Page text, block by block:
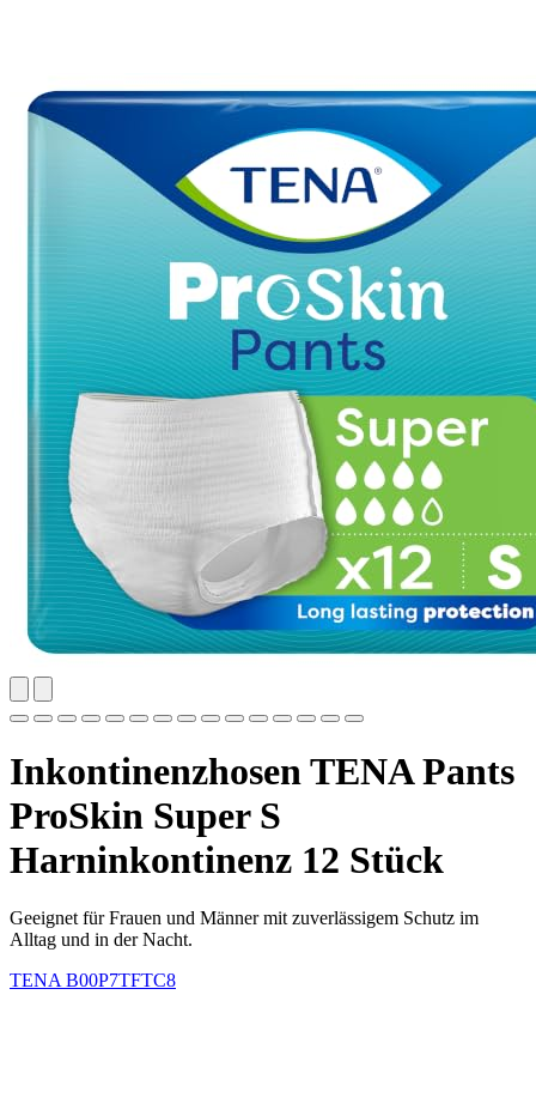
Inkontinenzhosen TENA Pants
ProSkin Super S
Harninkontinenz 12 Stück
Geeignet für Frauen und Männer mit zuverlässigem Schutz im
Alltag und in der Nacht.
TENA B00P7TFTC8